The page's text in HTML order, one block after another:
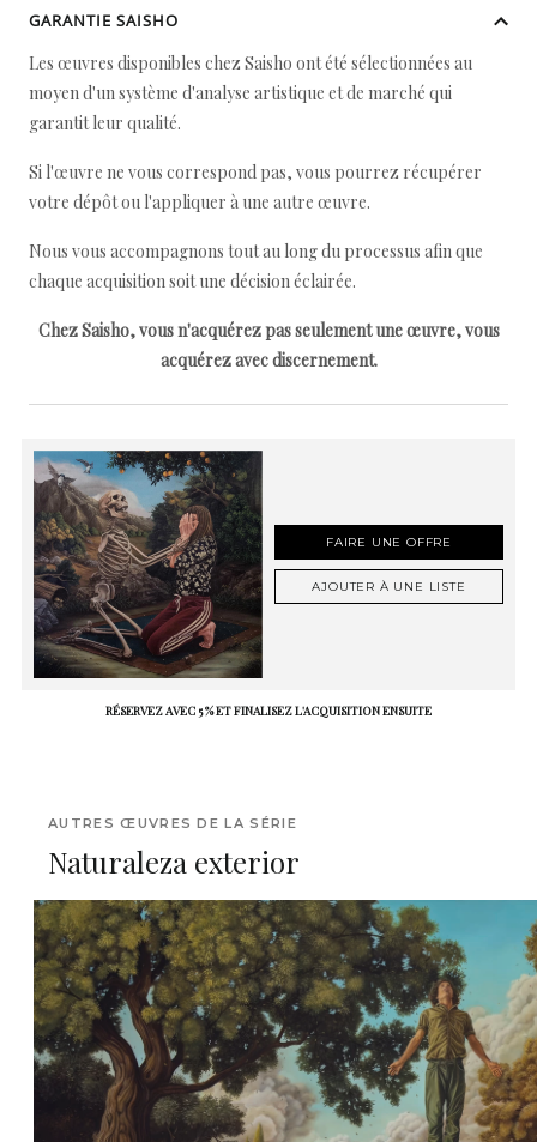
GARANTIE SAISHO
Les œuvres disponibles chez Saisho ont été sélectionnées au
moyen d'un système d'analyse artistique et de marché qui
garantit leur qualité.
Si l'œuvre ne vous correspond pas, vous pourrez récupérer
votre dépôt ou l'appliquer à une autre œuvre.
Nous vous accompagnons tout au long du processus afin que
chaque acquisition soit une décision éclairée.
Chez Saisho, vous n'acquérez pas seulement une œuvre, vous
acquérez avec discernement.
FAIRE UNE OFFRE
AJOUTER À UNE LISTE
RÉSERVEZ AVEC 5 % ET FINALISEZ L'ACQUISITION ENSUITE
AUTRES ŒUVRES DE LA SÉRIE
Naturaleza exterior